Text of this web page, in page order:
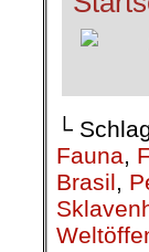
└
Fauna,
Brasil,